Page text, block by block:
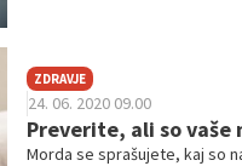
ZDRAVJE
24. 06. 2020 09.00
Preverite, ali so vaše
Morda se sprašujete, kaj so